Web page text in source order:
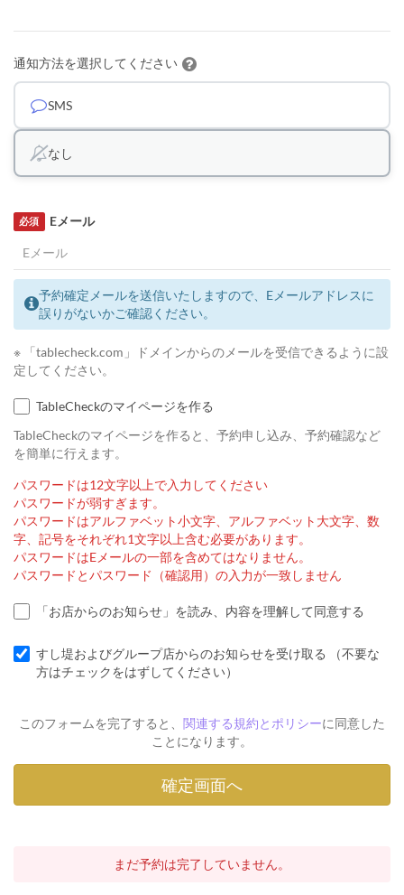
通知方法を選択してください
SMS
なし
Eメール
必須
予約確定メールを送信いたしますので、Eメールアドレスに
誤りがないかご確認ください。
※ 「tablecheck.com」ドメインからのメールを受信できるように設
定してください。
TableCheckのマイページを作る
TableCheckのマイページを作ると、予約申し込み、予約確認など
を簡単に行えます。
パスワードは12文字以上で入力してください
パスワードが弱すぎます。
パスワードはアルファベット小文字、アルファベット大文字、数
字、記号をそれぞれ1文字以上含む必要があります。
パスワードはEメールの一部を含めてはなりません。
パスワードとパスワード（確認用）の入力が一致しません
「お店からのお知らせ」を読み、内容を理解して同意する
すし堤およびグループ店からのお知らせを受け取る （不要な
方はチェックをはずしてください）
このフォームを完了すると、 関連する規約とポリシーに同意した
ことになります。
まだ予約は完了していません。